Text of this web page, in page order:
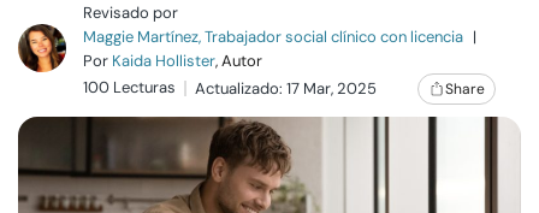
Relaciones
Familia
Ayuda
Revisado por
Maggie Martínez, Trabajador social clínico con licencia |
Por Kaida Hollister, Autor
100 Lecturas
Actualizado: 17 Mar, 2025 Share